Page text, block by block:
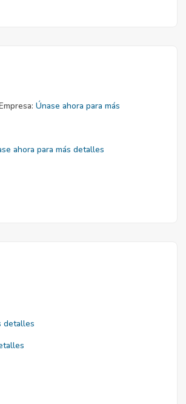
Únase ahora para más
ahora para más detalles
detalles